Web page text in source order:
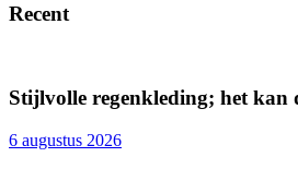
Recent
Stijlvolle regenkleding; het kan
6 augustus 2026